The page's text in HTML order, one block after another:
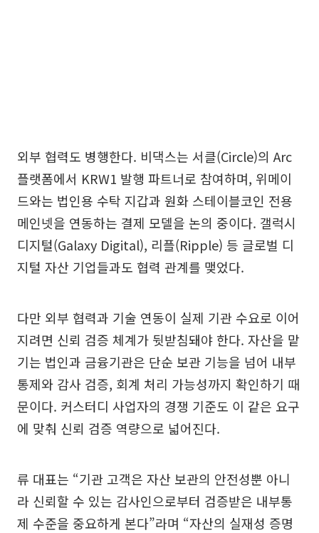
외부 협력도 병행한다. 비댁스는 서클(Circle)의 Arc
플랫폼에서 KRW1 발행 파트너로 참여하며, 위메이
드와는 법인용 수탁 지갑과 원화 스테이블코인 전용
메인넷을 연동하는 결제 모델을 논의 중이다. 갤럭시
디지털(Galaxy Digital), 리플(Ripple) 등 글로벌 디
지털 자산 기업들과도 협력 관계를 맺었다.
다만 외부 협력과 기술 연동이 실제 기관 수요로 이어
지려면 신뢰 검증 체계가 뒷받침돼야 한다. 자산을 맡
기는 법인과 금융기관은 단순 보관 기능을 넘어 내부
통제와 감사 검증, 회계 처리 가능성까지 확인하기 때
문이다. 커스터디 사업자의 경쟁 기준도 이 같은 요구
에 맞춰 신뢰 검증 역량으로 넓어진다.
류 대표는 “기관 고객은 자산 보관의 안전성뿐 아니
라 신뢰할 수 있는 감사인으로부터 검증받은 내부통
제 수준을 중요하게 본다”라며 “자산의 실재성 증명